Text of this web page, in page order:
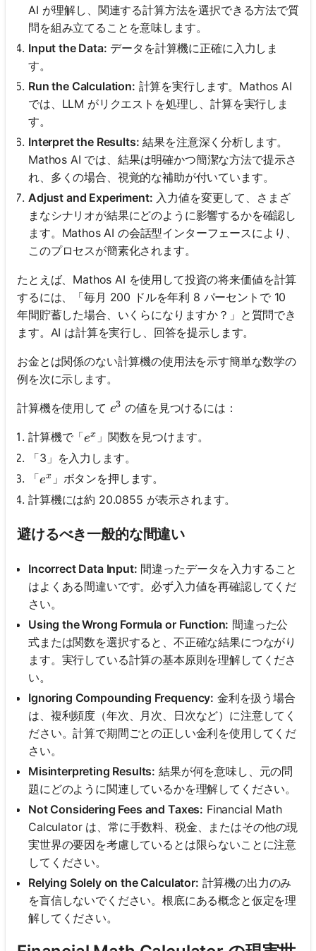
AI が理解し、関連する計算方法を選択できる方法で質
問を組み立てることを意味します。
Input the Data: データを計算機に正確に入力しま
す。
Run the Calculation: 計算を実行します。Mathos AI
では、LLM がリクエストを処理し、計算を実行しま
す。
Interpret the Results: 結果を注意深く分析します。
Mathos AI では、結果は明確かつ簡潔な方法で提示さ
れ、多くの場合、視覚的な補助が付いています。
Adjust and Experiment: 入力値を変更して、さまざ
まなシナリオが結果にどのように影響するかを確認し
ます。Mathos AI の会話型インターフェースにより、
このプロセスが簡素化されます。
たとえば、Mathos AI を使用して投資の将来価値を計算
するには、「毎月 200 ドルを年利 8 パーセントで 10
年間貯蓄した場合、いくらになりますか？」と質問でき
ます。AI は計算を実行し、回答を提示します。
お金とは関係のない計算機の使用法を示す簡単な数学の
例を次に示します。
計算機を使用して e^3
e3 の値を見つけるには：
計算機で「e^x
ex 」関数を見つけます。
「3」を入力します。
「e^x
ex 」ボタンを押します。
計算機には約 20.0855 が表示されます。
避けるべき一般的な間違い
Incorrect Data Input: 間違ったデータを入力すること
はよくある間違いです。必ず入力値を再確認してくだ
さい。
Using the Wrong Formula or Function: 間違った公
式または関数を選択すると、不正確な結果につながり
ます。実行している計算の基本原則を理解してくださ
い。
Ignoring Compounding Frequency: 金利を扱う場合
は、複利頻度（年次、月次、日次など）に注意してく
ださい。計算で期間ごとの正しい金利を使用してくだ
さい。
Misinterpreting Results: 結果が何を意味し、元の問
題にどのように関連しているかを理解してください。
Not Considering Fees and Taxes: Financial Math
Calculator は、常に手数料、税金、またはその他の現
実世界の要因を考慮しているとは限らないことに注意
してください。
Relying Solely on the Calculator: 計算機の出力のみ
を盲信しないでください。根底にある概念と仮定を理
解してください。